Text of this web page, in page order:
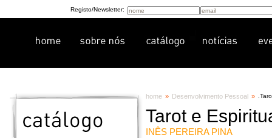
Registo/Newsletter:
home » Desenvolvimento Pessoal »
Tarot e
INÊS PEREIRA PINA